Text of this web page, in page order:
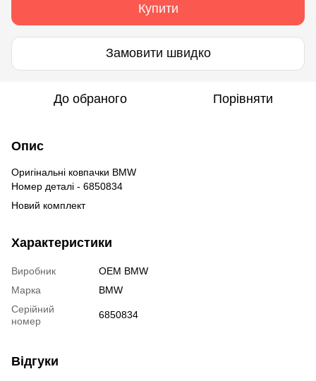
Купити
Замовити швидко
До обраного Порівняти
Опис
Оригінальні ковпачки BMW
Номер деталі - 6850834
Новий комплект
Характеристики
Виробник
OEM BMW
Марка
BMW
Серійний
номер
6850834
Відгуки